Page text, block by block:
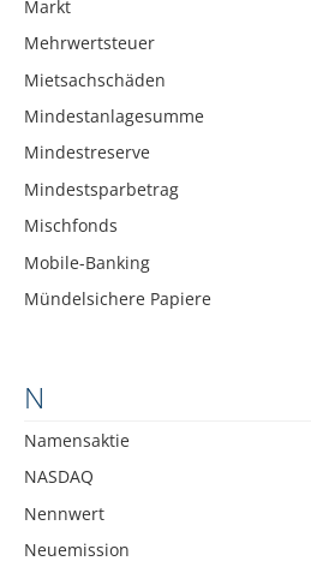
Markt
Mehrwertsteuer
Mietsachschäden
Mindestanlagesumme
Mindestreserve
Mindestsparbetrag
Mischfonds
Mobile-Banking
Mündelsichere Papiere
N
Namensaktie
NASDAQ
Nennwert
Neuemission